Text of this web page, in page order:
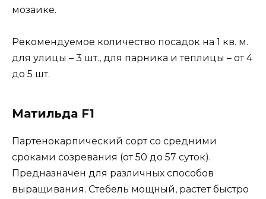
мозаике.
Рекомендуемое количество посадок на 1 кв. м.
для улицы – 3 шт., для парника и теплицы – от 4
до 5 шт.
Матильда F1
Партенокарпический сорт со средними
сроками созревания (от 50 до 57 суток).
Предназначен для различных способов
выращивания. Стебель мощный, растет быстро